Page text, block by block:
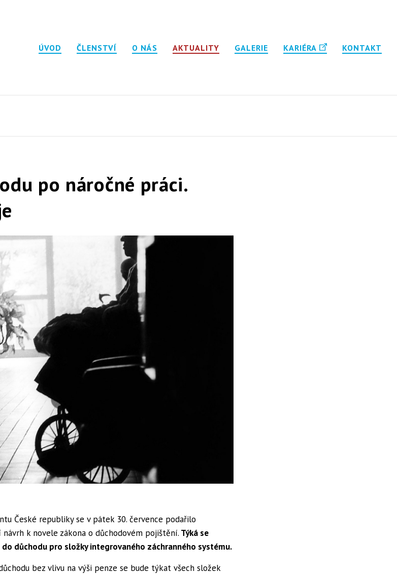
ÚVOD ČLENSTVÍ O NÁS AKTUALITY GALERIE KARIÉRA KONTAKT
po náročné práci.
České republiky se v pátek 30. července podařilo
k novele zákona o důchodovém pojištění. Týká se
důchodu pro složky integrovaného záchranného systému.
bez vlivu na výši penze se bude týkat všech složek